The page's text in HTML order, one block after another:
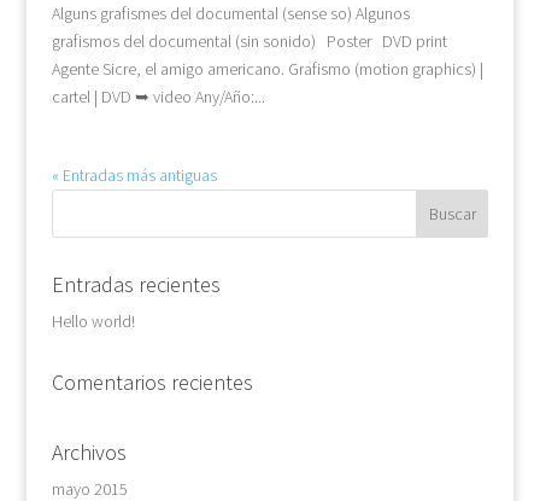
Alguns grafismes del documental (sense so) Algunos
grafismos del documental (sin sonido) Poster DVD print
Agente Sicre, el amigo americano. Grafismo (motion graphics) |
cartel | DVD ➥ video Any/Año:...
« Entradas más antiguas
Entradas recientes
Hello world!
Comentarios recientes
Archivos
mayo 2015